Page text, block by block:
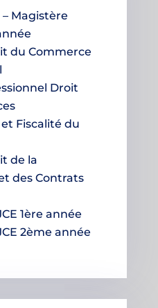
– Magistère
du Commerce
Droit
Fiscalité du
de la
des Contrats
1ère année
2ème année